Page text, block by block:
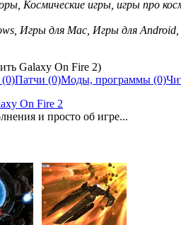
Космические игры, игры про
Игры для Mac, Игры для
Galaxy On Fire 2)
Патчи (0)Моды, программы (0)
On Fire 2
и просто об игре...